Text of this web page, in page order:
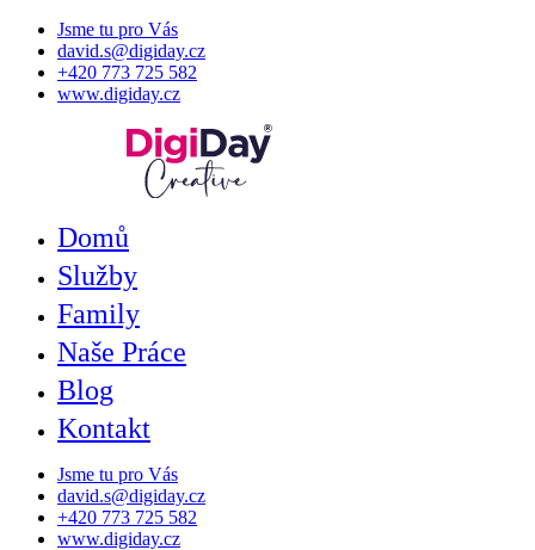
Jsme tu pro Vás
david.s@digiday.cz
+420 773 725 582
www.digiday.cz
Domů
Služby
Family
Naše Práce
Blog
Kontakt
Jsme tu pro Vás
david.s@digiday.cz
+420 773 725 582
www.digiday.cz